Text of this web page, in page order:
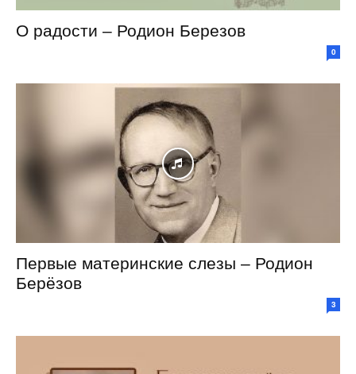
О радости – Родион Березов
0
Первые материнские слезы – Родион
Берёзов
3